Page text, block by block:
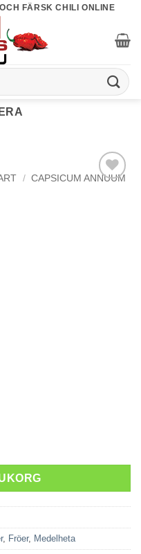
FÄRSK CHILI ONLINE
/ CAPSICUM ANNUUM
, Fröer, Medelheta